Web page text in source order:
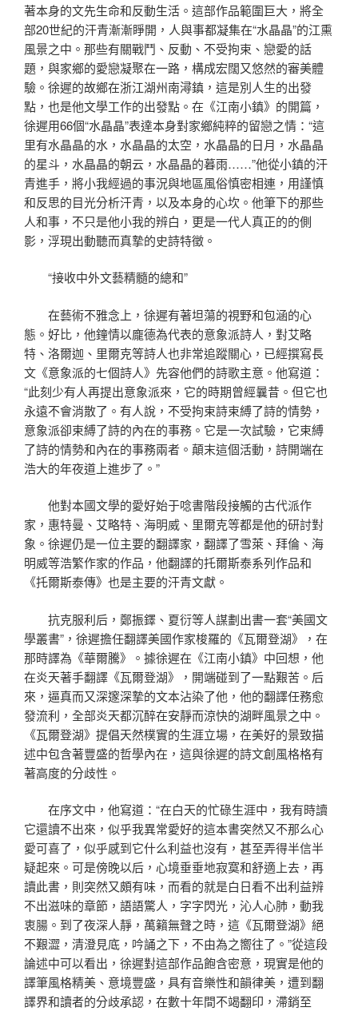
著本身的文先生命和反動生活。這部作品範圍巨大，將全
部20世紀的汗青漸漸睜開，人與事都凝集在“水晶晶”的江熏
風景之中。那些有關戰鬥、反動、不受拘束、戀愛的話
題，與家鄉的愛戀凝聚在一路，構成宏闊又悠然的審美體
驗。徐遲的故鄉在浙江湖州南潯鎮，這是別人生的出發
點，也是他文學工作的出發點。在《江南小鎮》的開篇，
徐遲用66個“水晶晶”表達本身對家鄉純粹的留戀之情：“這
里有水晶晶的水，水晶晶的太空，水晶晶的日月，水晶晶
的星斗，水晶晶的朝云，水晶晶的暮雨……”他從小鎮的汗
青進手，將小我經過的事況與地區風俗慎密相連，用謹慎
和反思的目光分析汗青，以及本身的心坎。他筆下的那些
人和事，不只是他小我的辨白，更是一代人真正的的側
影，浮現出動聽而真摯的史詩特徵。
“接收中外文藝精髓的總和”
在藝術不雅念上，徐遲有著坦蕩的視野和包涵的心
態。好比，他鐘情以龐德為代表的意象派詩人，對艾略
特、洛爾迦、里爾克等詩人也非常追蹤關心，已經撰寫長
文《意象派的七個詩人》先容他們的詩歌主意。他寫道：
“此刻少有人再提出意象派來，它的時期曾經曩昔。但它也
永遠不會消散了。有人說，不受拘束詩束縛了詩的情勢，
意象派卻束縛了詩的內在的事務。它是一次試驗，它束縛
了詩的情勢和內在的事務兩者。顛末這個活動，詩開端在
浩大的年夜道上進步了。”
他對本國文學的愛好始于唸書階段接觸的古代派作
家，惠特曼、艾略特、海明威、里爾克等都是他的研討對
象。徐遲仍是一位主要的翻譯家，翻譯了雪萊、拜倫、海
明威等浩繁作家的作品，他翻譯的托爾斯泰系列作品和
《托爾斯泰傳》也是主要的汗青文獻。
抗克服利后，鄭振鐸、夏衍等人謀劃出書一套“美國文
學叢書”，徐遲擔任翻譯美國作家梭羅的《瓦爾登湖》，在
那時譯為《華爾騰》。據徐遲在《江南小鎮》中回想，他
在炎天著手翻譯《瓦爾登湖》，開端碰到了一點艱苦。后
來，逼真而又深邃深摯的文本沾染了他，他的翻譯任務愈
發流利，全部炎天都沉醉在安靜而涼快的湖畔風景之中。
《瓦爾登湖》提倡天然樸實的生涯立場，在美好的景致描
述中包含著豐盛的哲學內在，這與徐遲的詩文創風格格有
著高度的分歧性。
在序文中，他寫道：“在白天的忙碌生涯中，我有時讀
它還讀不出來，似乎我異常愛好的這本書突然又不那么心
愛可喜了，似乎感到它什么利益也沒有，甚至弄得半信半
疑起來。可是傍晚以后，心境垂垂地寂寞和舒適上去，再
讀此書，則突然又頗有味，而看的就是白日看不出利益辨
不出滋味的章節，語語驚人，字字閃光，沁人心肺，動我
衷腸。到了夜深人靜，萬籟無聲之時，這《瓦爾登湖》絕
不艱澀，清澄見底，吟誦之下，不由為之嚮往了。”從這段
論述中可以看出，徐遲對這部作品飽含密意，現實是他的
譯筆風格精美、意境豐盛，具有音樂性和韻律美，遭到翻
譯界和讀者的分歧承認，在數十年間不竭翻印，滯銷至